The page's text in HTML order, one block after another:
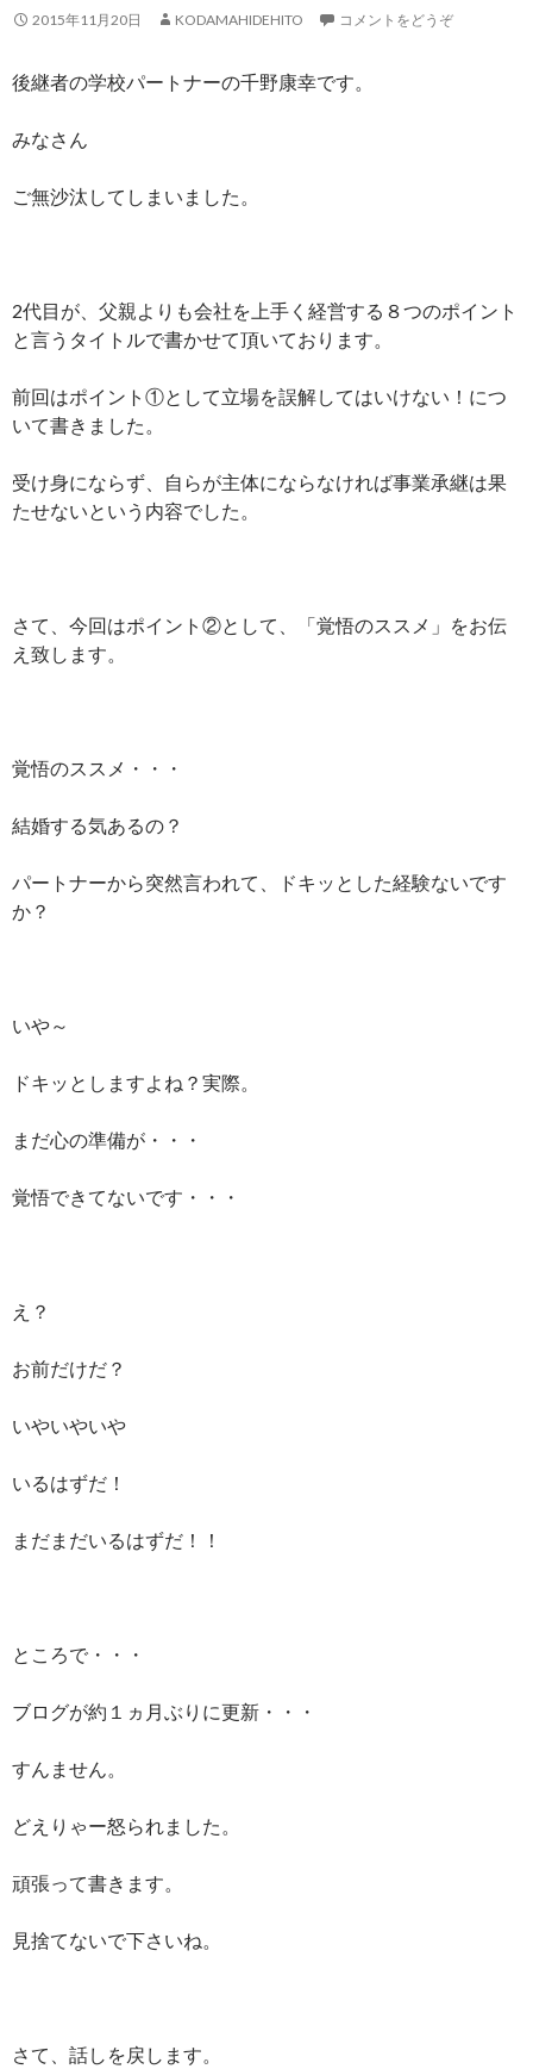
2015年11月20日 KODAMAHIDEHITO コメントをどうぞ
後継者の学校パートナーの千野康幸です。
みなさん
ご無沙汰してしまいました。
2代目が、父親よりも会社を上手く経営する８つのポイント
と言うタイトルで書かせて頂いております。
前回はポイント①として立場を誤解してはいけない！につ
いて書きました。
受け身にならず、自らが主体にならなければ事業承継は果
たせないという内容でした。
さて、今回はポイント②として、「覚悟のススメ」をお伝
え致します。
覚悟のススメ・・・
結婚する気あるの？
パートナーから突然言われて、ドキッとした経験ないです
か？
いや～
ドキッとしますよね？実際。
まだ心の準備が・・・
覚悟できてないです・・・
え？
お前だけだ？
いやいやいや
いるはずだ！
まだまだいるはずだ！！
ところで・・・
ブログが約１ヵ月ぶりに更新・・・
すんません。
どえりゃー怒られました。
頑張って書きます。
見捨てないで下さいね。
さて、話しを戻します。